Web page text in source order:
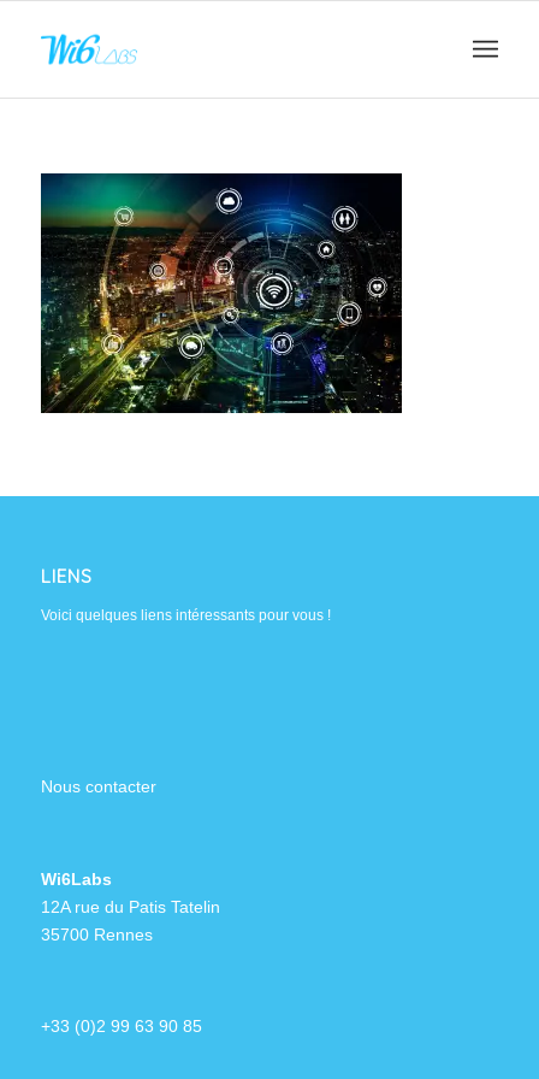
LIENS
Voici quelques liens intéressants pour vous !
Nous contacter
Wi6Labs
12A rue du Patis Tatelin
35700 Rennes
+33 (0)2 99 63 90 85